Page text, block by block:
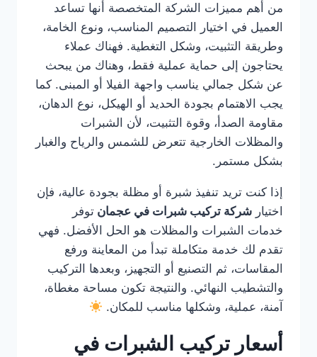
من أهم مميزات الشركة المتخصصة أنها تساعد
العميل في اختيار التصميم المناسب، ونوع الخامة،
وطريقة التثبيت، وشكل التغطية. فهناك عملاء
يحتاجون إلى حماية عملية فقط، وهناك من يبحث
عن شكل جمالي يناسب واجهة الفيلا أو المبنى. كما
يجب الاهتمام بجودة الحديد أو الهيكل، نوع الدهان،
مقاومة الصدأ، وقوة التثبيت، لأن الشبرات
والمظلات الخارجية تتعرض للشمس والرياح والغبار
بشكل مستمر.
إذا كنت تريد تنفيذ شبرة أو مظلة بجودة عالية، فإن
اختيار شركة تركيب شبرات في عجمان توفر
خدمات الشبرات والمظلات هو الحل الأفضل. فهي
تقدم لك خدمة متكاملة تبدأ من المعاينة ورفع
المقاسات، ثم التصنيع أو التجهيز، وبعدها التركيب
والتشطيب النهائي. والنتيجة تكون مساحة مغطاة،
آمنة، عملية، وشكلها مناسب للمكان.
أسعار تركيب الشبرات في